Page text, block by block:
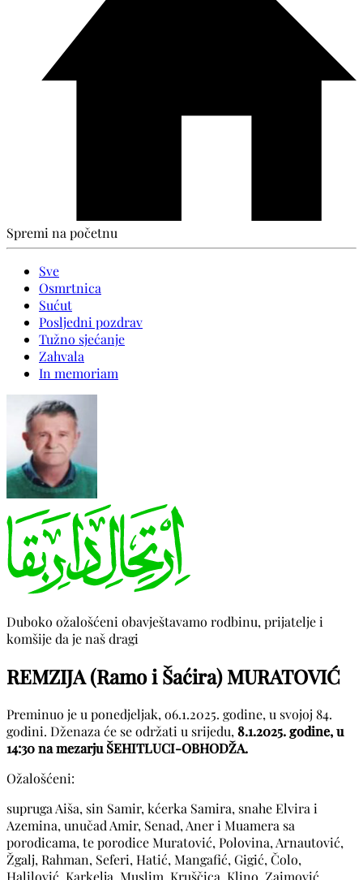
Spremi na početnu
Sve
Osmrtnica
Sućut
Posljedni pozdrav
Tužno sjećanje
Zahvala
In memoriam
Duboko ožalošćeni obavještavamo rodbinu, prijatelje i
komšije da je naš dragi
REMZIJA (Ramo i Šaćira) MURATOVIĆ
Preminuo je u ponedjeljak, o6.1.2025. godine, u svojoj 84.
godini. Dženaza će se održati u srijedu, 8.1.2025. godine, u
14:30 na mezarju ŠEHITLUCI-OBHODŽA.
Ožalošćeni:
supruga Aiša, sin Samir, kćerka Samira, snahe Elvira i
Azemina, unučad Amir, Senad, Aner i Muamera sa
porodicama, te porodice Muratović, Polovina, Arnautović,
Žgalj, Rahman, Seferi, Hatić, Mangafić, Gigić, Čolo,
Halilović, Karkelja, Muslim, Kruščica, Klino, Zaimović,